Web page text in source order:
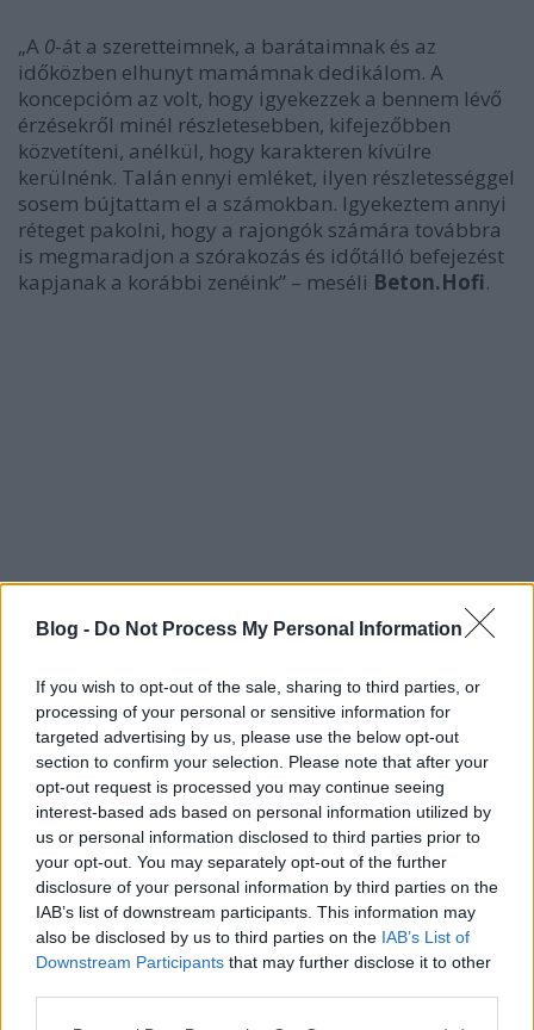
Blog - Do Not Process My Personal Information
If you wish to opt-out of the sale, sharing to third parties, or
processing of your personal or sensitive information for
targeted advertising by us, please use the below opt-out
section to confirm your selection. Please note that after your
opt-out request is processed you may continue seeing
interest-based ads based on personal information utilized by
us or personal information disclosed to third parties prior to
your opt-out. You may separately opt-out of the further
disclosure of your personal information by third parties on the
IAB’s list of downstream participants. This information may
also be disclosed by us to third parties on the IAB’s List of
Downstream Participants that may further disclose it to other
„A 0-át a szeretteimnek, a barátaimnak és az
időközben elhunyt mamámnak dedikálom. A
koncepcióm az volt, hogy igyekezzek a bennem lévő
érzésekről minél részletesebben, kifejezőbben
közvetíteni, anélkül, hogy karakteren kívülre
kerülnénk. Talán ennyi emléket, ilyen részletességgel
sosem bújtattam el a számokban. Igyekeztem annyi
réteget pakolni, hogy a rajongók számára továbbra
is megmaradjon a szórakozás és időtálló befejezést
kapjanak a korábbi zenéink” – meséli Beton.Hofi.
„Itt is van a DAY-sorozatnak egy az eddigieknél
hosszabb része, aDAY 0, és néhol felismerhető, hogy
egyes trekkekhez melyik elődök tartoznak. Így, hogy
teljes a trilógia, kíváncsian várom, milyen playlist-
mutációk lesznek, mert innentől az a kirakós is
megnyílt. A kritikus pontokon rengeteg támogatást
és szeretetet kaptunk saját közösségünktől és a
hallgatóinktól egyaránt. A producer, Chris nevében is
mondhatom, hogy talán ez az eddigi leginkább